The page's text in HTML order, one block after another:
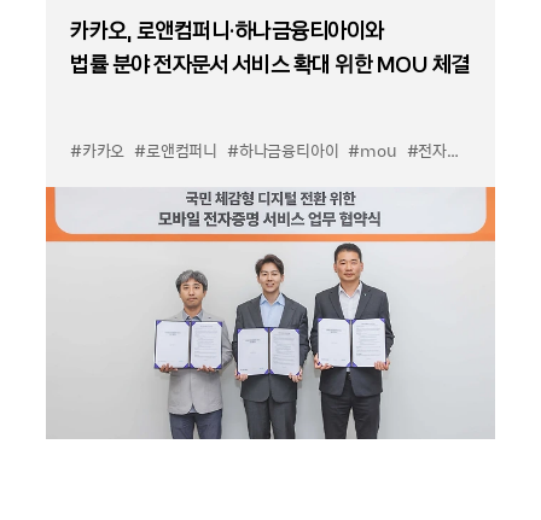
카카오, 로앤컴퍼니·하나금융티아이와
법률 분야 전자문서 서비스 확대 위한 MOU 체결
#카카오 #로앤컴퍼니 #하나금융티아이 #mou #전자문서